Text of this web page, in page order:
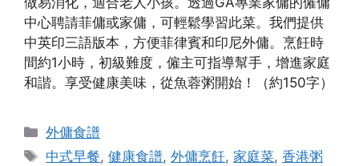
中心聘請菲傭或家傭，可輕鬆學習此菜。我們提供
中英印三語版本，方便菲律賓和印尼外傭。烹飪時
間約1小時，初級難度，僱主可指導幫手，增進家庭
和諧。享受健康美味，從魚蓉粥開始！（約150字）
Categories
外傭食譜
Tags
中式早餐,健康食譜,外傭烹飪, 家庭菜,香港粥